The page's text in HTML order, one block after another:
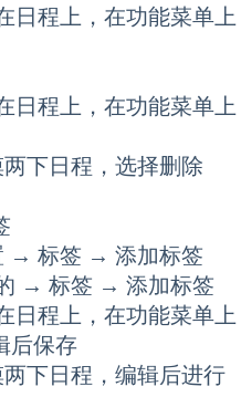
日程上，在功能菜单上
日程上，在功能菜单上
下日程，选择删除
→ 标签 → 添加标签
→ 标签 → 添加标签
日程上，在功能菜单上
后保存
下日程，编辑后进行